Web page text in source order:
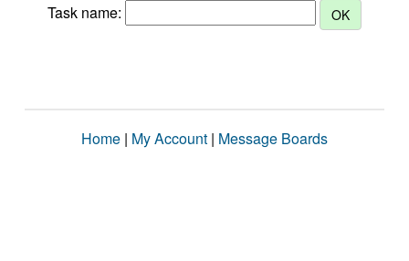
Task name:
Home | My Account | Message Boards